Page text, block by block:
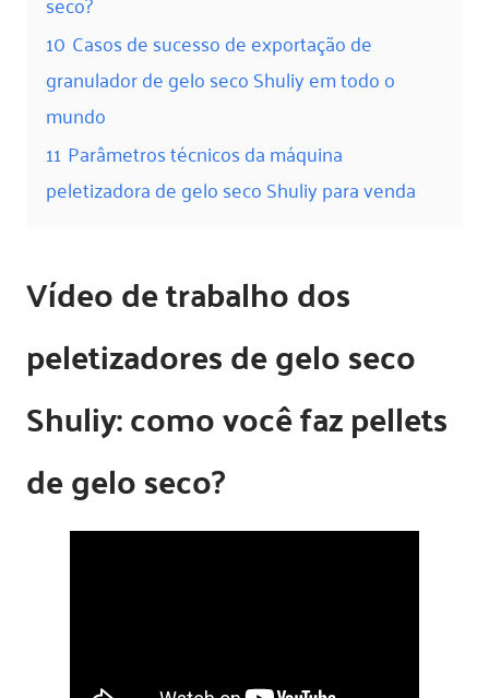
10 Casos de sucesso de exportação de
granulador de gelo seco Shuliy em todo o
mundo
11 Parâmetros técnicos da máquina
peletizadora de gelo seco Shuliy para venda
Vídeo de trabalho dos
peletizadores de gelo seco
Shuliy: como você faz pellets
de gelo seco?